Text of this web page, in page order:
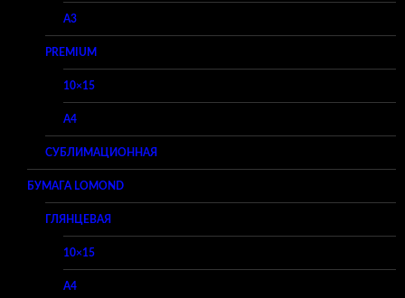
A3
PREMIUM
10×15
A4
СУБЛИМАЦИОННАЯ
БУМАГА LOMOND
ГЛЯНЦЕВАЯ
10×15
A4